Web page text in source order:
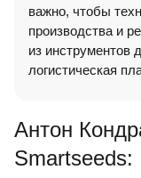
важно, чтобы
производства и
из инструментов
логистическая
Антон
Smartseeds: